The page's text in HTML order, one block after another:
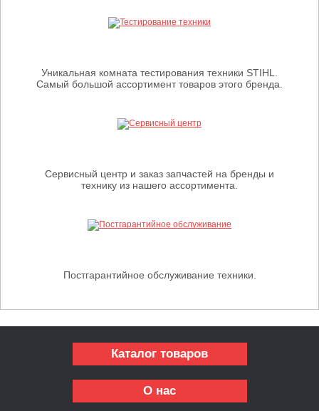
Уникальная комната тестирования техники STIHL.
Самый большой ассортимент товаров этого бренда.
Сервисный центр и заказ запчастей на бренды и
технику из нашего ассортимента.
Постгарантийное обслуживание техники.
Каталог товаров
О нас